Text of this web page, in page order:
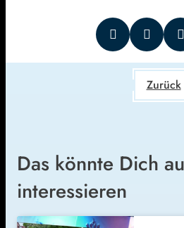
Zurück
Das könnte Dich
interessieren